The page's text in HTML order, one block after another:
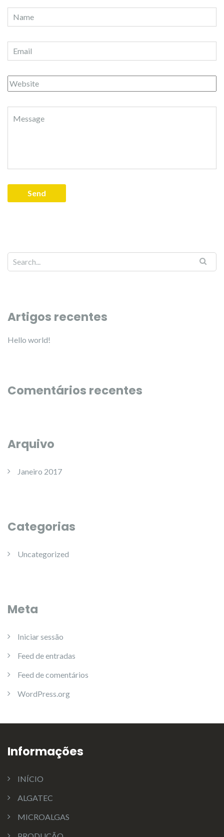
Artigos recentes
Hello world!
Comentários recentes
Arquivo
Janeiro 2017
Categorias
Uncategorized
Meta
Iniciar sessão
Feed de entradas
Feed de comentários
WordPress.org
Informações
INÍCIO
ALGATEC
MICROALGAS